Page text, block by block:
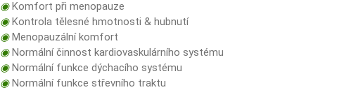
◉Komfort při menopauze
◉Kontrola tělesné hmotnosti & hubnutí
◉Menopauzální komfort
◉Normální činnost kardiovaskulárního systému
◉Normální funkce dýchacího systému
◉Normální funkce střevního traktu